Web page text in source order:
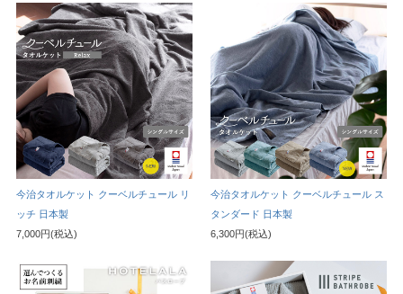
今治タオルケット クーベルチュール リ
ッチ 日本製
7,000円(税込)
今治タオルケット クーベルチュール ス
タンダード 日本製
6,300円(税込)